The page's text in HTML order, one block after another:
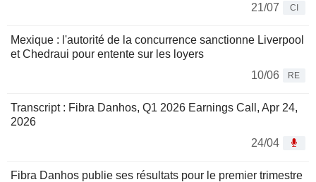
21/07
CI
Mexique : l'autorité de la concurrence sanctionne Liverpool
et Chedraui pour entente sur les loyers
10/06
RE
Transcript : Fibra Danhos, Q1 2026 Earnings Call, Apr 24,
2026
24/04
Fibra Danhos publie ses résultats pour le premier trimestre